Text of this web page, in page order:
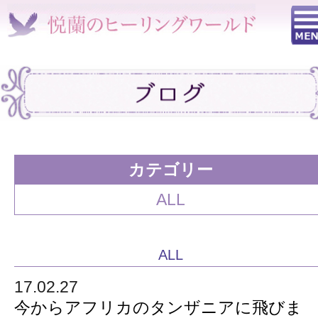
カテゴリー
ALL
ALL
17.02.27
今からアフリカのタンザニアに飛びま